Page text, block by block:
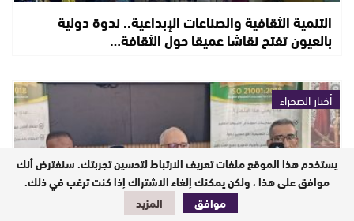
التنمية الثقافية والصناعات الإبداعية.. ندوة دولية
بالعيون تفتح نقاشا عميقا حول الثقافة…
أخبار الصحراء
يستخدم هذا الموقع ملفات تعريف الارتباط لتحسين تجربتك. سنفترض أنك
موافق على هذا ، ولكن يمكنك إلغاء الاشتراك إذا كنت ترغب في ذلك.
موافق
المزيد